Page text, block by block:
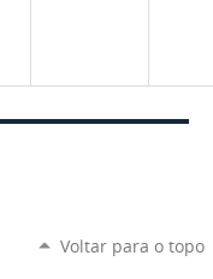
Voltar para o topo